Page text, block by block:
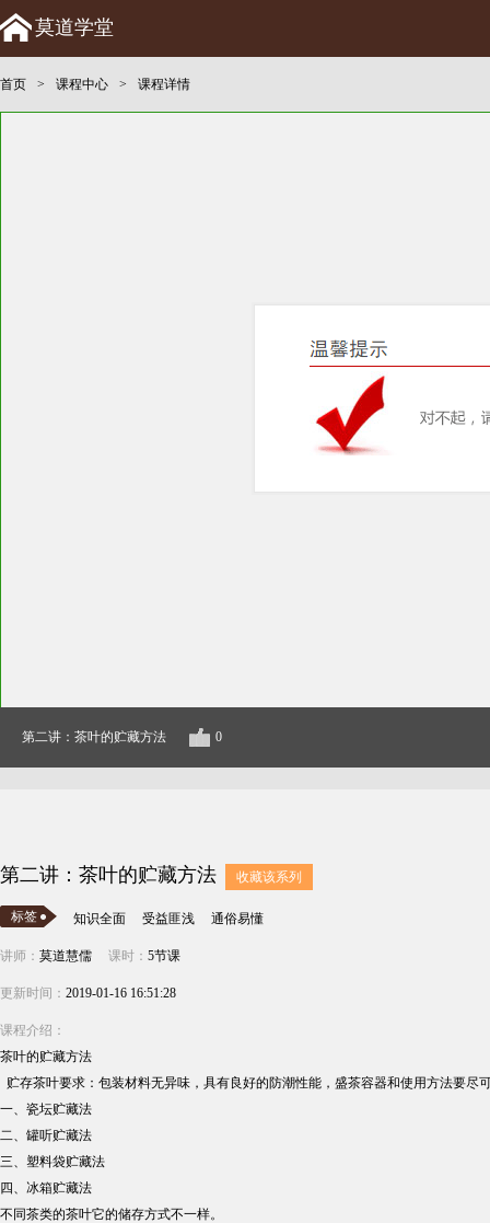
莫道学堂
首页 > 课程中心 > 课程详情
第二讲：茶叶的贮藏方法 0
第二讲：茶叶的贮藏方法 收藏该系列
标签 知识全面 受益匪浅 通俗易懂
讲师： 莫道慧儒 课时： 5节课
更新时间： 2019-01-16 16:51:28
课程介绍：
茶叶的贮藏方法
贮存茶叶要求：包装材料无异味，具有良好的防潮性能，盛茶容器和使用方法要
一、瓷坛贮藏法
二、罐听贮藏法
三、塑料袋贮藏法
四、冰箱贮藏法
不同茶类的茶叶它的储存方式不一样。